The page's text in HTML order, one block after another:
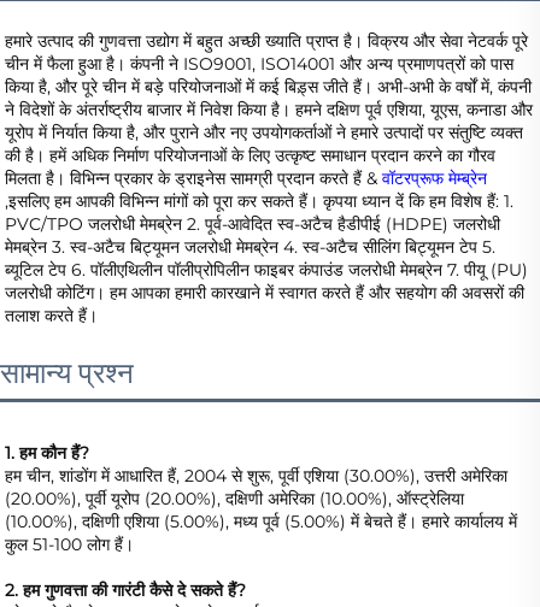
हमारे उत्पाद की गुणवत्ता उद्योग में बहुत अच्छी ख्याति प्राप्त है। विक्रय और सेवा नेटवर्क पूरे
चीन में फैला हुआ है। कंपनी ने ISO9001, ISO14001 और अन्य प्रमाणपत्रों को पास
किया है, और पूरे चीन में बड़े परियोजनाओं में कई बिड़्स जीते हैं। अभी-अभी के वर्षों में, कंपनी
ने विदेशों के अंतर्राष्ट्रीय बाजार में निवेश किया है। हमने दक्षिण पूर्व एशिया, यूएस, कनाडा और
यूरोप में निर्यात किया है, और पुराने और नए उपयोगकर्ताओं ने हमारे उत्पादों पर संतुष्टि व्यक्त
की है। हमें अधिक निर्माण परियोजनाओं के लिए उत्कृष्ट समाधान प्रदान करने का गौरव
मिलता है। विभिन्न प्रकार के ड्राइनेस सामग्री प्रदान करते हैं &
,इसलिए हम आपकी विभिन्न मांगों को पूरा कर सकते हैं। कृपया ध्यान दें कि हम विशेष हैं: 1.
PVC/TPO जलरोधी मेमब्रेन 2. पूर्व-आवेदित स्व-अटैच हैडीपीई (HDPE) जलरोधी
मेमब्रेन 3. स्व-अटैच बिट्यूमन जलरोधी मेमब्रेन 4. स्व-अटैच सीलिंग बिट्यूमन टेप 5.
ब्यूटिल टेप 6. पॉलीएथिलीन पॉलीप्रोपिलीन फाइबर कंपाउंड जलरोधी मेमब्रेन 7. पीयू (PU)
जलरोधी कोटिंग। हम आपका हमारी कारखाने में स्वागत करते हैं और सहयोग की अवसरों की
तलाश करते हैं।
सामान्य प्रश्न
1. हम कौन हैं?
हम चीन, शांडोंग में आधारित हैं, 2004 से शुरू, पूर्वी एशिया (30.00%), उत्तरी अमेरिका
(20.00%), पूर्वी यूरोप (20.00%), दक्षिणी अमेरिका (10.00%), ऑस्ट्रेलिया
(10.00%), दक्षिणी एशिया (5.00%), मध्य पूर्व (5.00%) में बेचते हैं। हमारे कार्यालय में
कुल 51-100 लोग हैं।
2. हम गुणवत्ता की गारंटी कैसे दे सकते हैं?